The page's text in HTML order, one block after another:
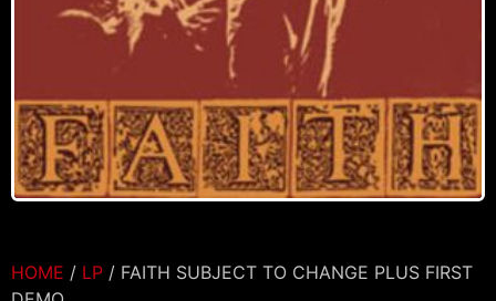
HOME / LP / FAITH SUBJECT TO CHANGE PLUS FIRST